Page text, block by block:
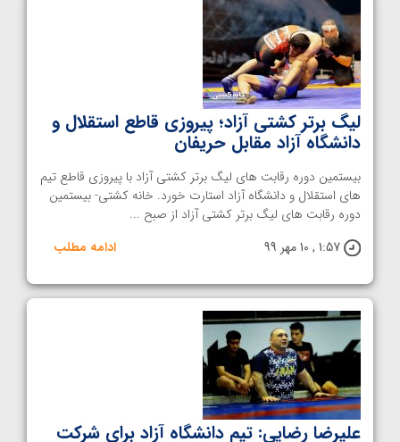
لیگ برتر کشتی آزاد؛ پیروزی قاطع استقلال و
دانشگاه آزاد مقابل حریفان
بیستمین دوره رقابت های لیگ برتر کشتی آزاد با پیروزی قاطع تیم
های استقلال و دانشگاه آزاد استارت خورد. خانه کشتی- بیستمین
دوره رقابت های لیگ برتر کشتی آزاد از صبح ...
1:57 , 10 مهر 99
ادامه مطلب
علیرضا رضایی: تیم دانشگاه آزاد برای شرکت